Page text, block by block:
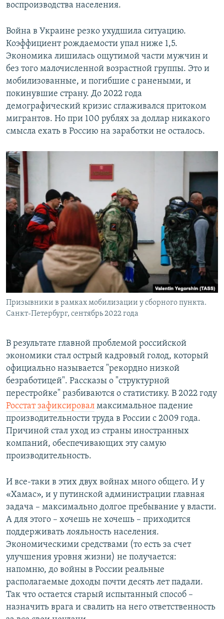
воспроизводства населения.
Война в Украине резко ухудшила ситуацию.
Коэффициент рождаемости упал ниже 1,5.
Экономика лишилась ощутимой части мужчин и
без того малочисленной возрастной группы. Это и
мобилизованные, и погибшие с ранеными, и
покинувшие страну. До 2022 года
демографический кризис сглаживался притоком
мигрантов. Но при 100 рублях за доллар никакого
смысла ехать в Россию на заработки не осталось.
Призывники в рамках мобилизации у сборного пункта.
Санкт-Петербург, сентябрь 2022 года
В результате главной проблемой российской
экономики стал острый кадровый голод, который
официально называется "рекордно низкой
безработицей". Рассказы о "структурной
перестройке" разбиваются о статистику. В 2022 году
Росстат зафиксировал максимальное падение
производительности труда в России с 2009 года.
Причиной стал уход из страны иностранных
компаний, обеспечивающих эту самую
производительность.
И все-таки в этих двух войнах много общего. И у
«Хамас», и у путинской администрации главная
задача – максимально долгое пребывание у власти.
А для этого – хочешь не хочешь – приходится
поддерживать лояльность населения.
Экономическими средствами (то есть за счет
улучшения уровня жизни) не получается:
напомню, до войны в России реальные
располагаемые доходы почти десять лет падали.
Так что остается старый испытанный способ –
назначить врага и свалить на него ответственность